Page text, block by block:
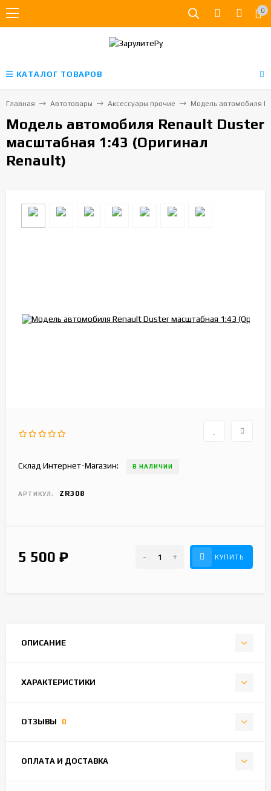
0
КАТАЛОГ ТОВАРОВ
Главная Автотовары Аксессуары прочие Модель автомобиля
Модель автомобиля Renault Duster
масштабная 1:43 (Оригинал
Renault)
Склад Интернет-Магазин: В НАЛИЧИИ
АРТИКУЛ: ZR308
5 500 ₽ - + КУПИТЬ
ОПИСАНИЕ
ХАРАКТЕРИСТИКИ
ОТЗЫВЫ 0
ОПЛАТА И ДОСТАВКА